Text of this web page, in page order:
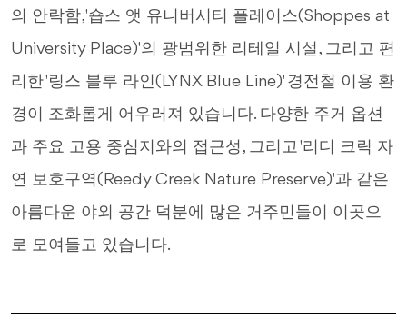
의 안락함, '숍스 앳 유니버시티 플레이스(Shoppes at
University Place)'의 광범위한 리테일 시설, 그리고 편
리한 '링스 블루 라인(LYNX Blue Line)' 경전철 이용 환
경이 조화롭게 어우러져 있습니다. 다양한 주거 옵션
과 주요 고용 중심지와의 접근성, 그리고 '리디 크릭 자
연 보호구역(Reedy Creek Nature Preserve)'과 같은
아름다운 야외 공간 덕분에 많은 거주민들이 이곳으
로 모여들고 있습니다.